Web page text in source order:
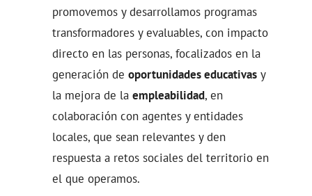
promovemos y desarrollamos programas
transformadores y evaluables, con impacto
directo en las personas, focalizados en la
generación deoportunidades educativas y
la mejora de laempleabilidad, en
colaboración con agentes y entidades
locales, que sean relevantes y den
respuesta a retos sociales del territorio en
el que operamos.